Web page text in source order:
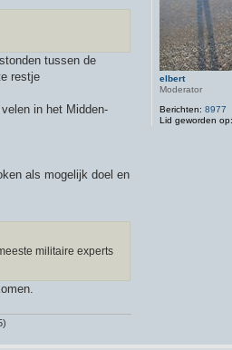
elbert
Moderator
Berichten: 8977
Lid geworden op:
tussen de
restje
in het Midden-
als mogelijk doel en
militaire experts